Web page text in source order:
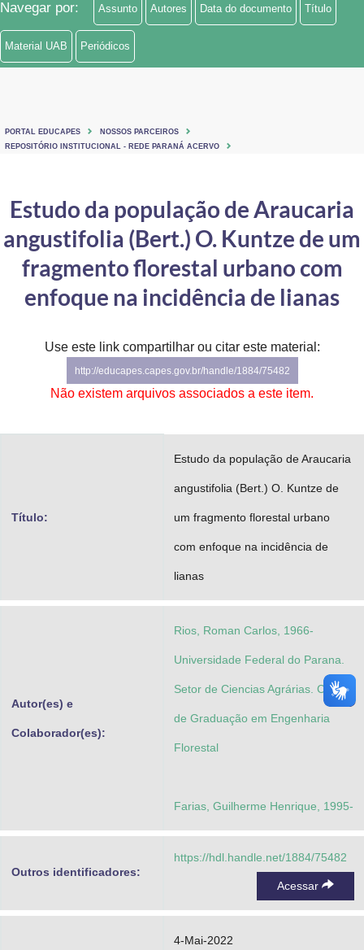
Ministério de Minas e Energia
Ministério da Ciência, Tecnologia, Inovações e Comunicações
Ministério do Turismo
Controladoria-Geral da União
Ministério da Mulher, da Família e dos Direitos Humanos
Secretaria-Geral
Secretaria de Governo
Gabinete de Segurança Institucional
Navegar por: Assunto Autores Data do documento Título
Material UAB Periódicos
PORTAL EDUCAPES
NOSSOS PARCEIROS
REPOSITÓRIO INSTITUCIONAL - REDE PARANÁ ACERVO
Estudo da população de Araucaria
angustifolia (Bert.) O. Kuntze de um
fragmento florestal urbano com
enfoque na incidência de lianas
Use este link compartilhar ou citar este material:
http://educapes.capes.gov.br/handle/1884/75482
Não existem arquivos associados a este item.
Título:
Estudo da população de Araucaria
angustifolia (Bert.) O. Kuntze de
um fragmento florestal urbano
com enfoque na incidência de
lianas
Autor(es) e
Colaborador(es):
Rios, Roman Carlos, 1966-
Universidade Federal do Parana.
Setor de Ciencias Agrárias. Curso
de Graduação em Engenharia
Florestal
Farias, Guilherme Henrique, 1995-
Outros identificadores:
https://hdl.handle.net/1884/75482
Acessar
4-Mai-2022